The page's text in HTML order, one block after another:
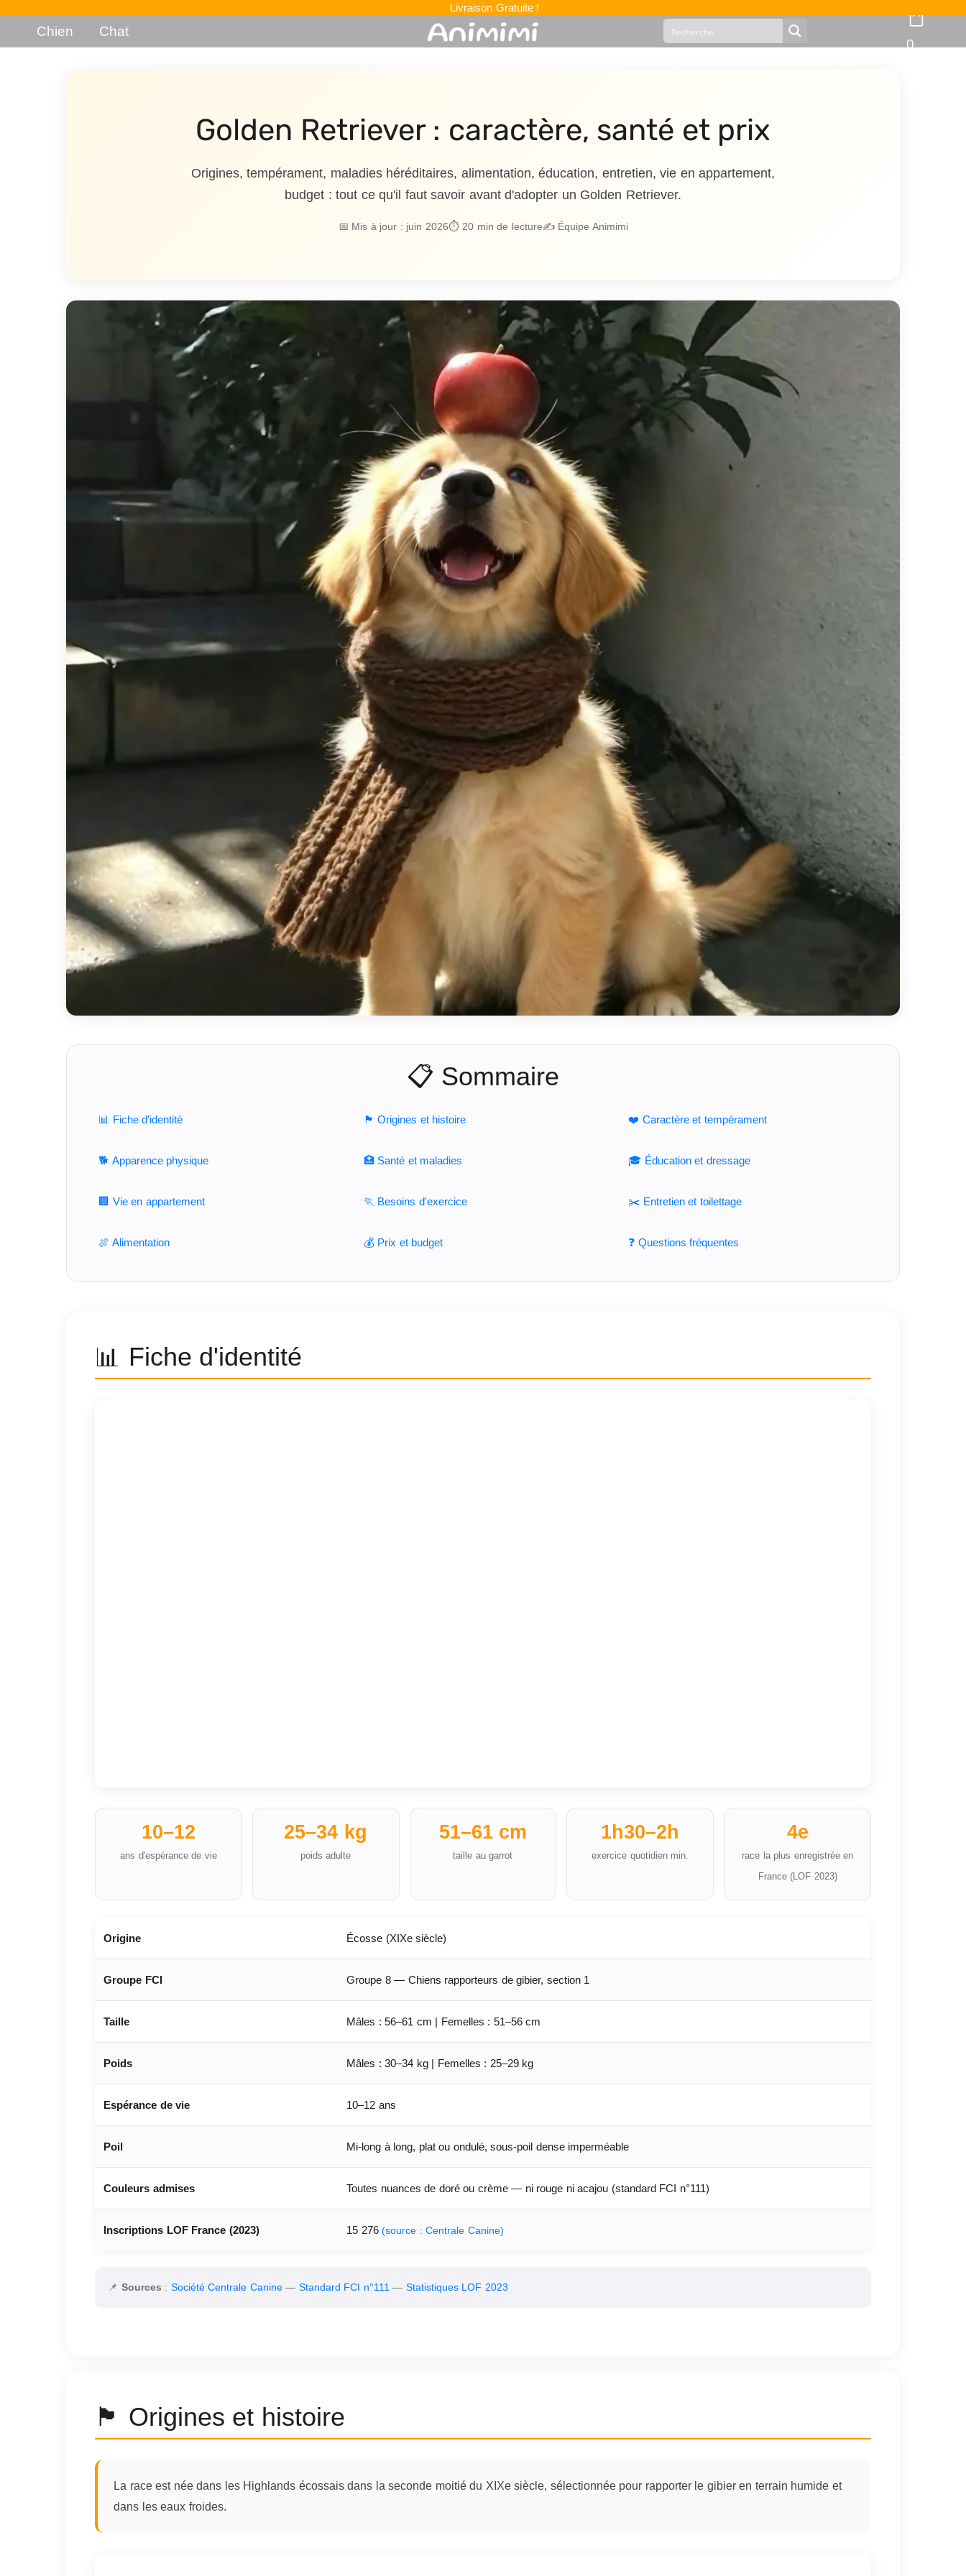
Livraison Gratuite !
Chien
Chat
0
Golden Retriever : caractère, santé et prix
Origines, tempérament, maladies héréditaires, alimentation, éducation, entretien, vie en appartement,
budget : tout ce qu'il faut savoir avant d'adopter un Golden Retriever.
📅 Mis à jour : juin 2026⏱️ 20 min de lecture✍️ Équipe Animimi
📋 Sommaire
📊 Fiche d'identité 🏴󠁧󠁢󠁳󠁣󠁴󠁿 Origines et histoire ❤️ Caractère et tempérament
🐕 Apparence physique 🏥 Santé et maladies 🎓 Éducation et dressage
🏢 Vie en appartement 🏃 Besoins d'exercice ✂️ Entretien et toilettage
🍖 Alimentation 💰 Prix et budget ❓ Questions fréquentes
📊 Fiche d'identité
10–12
ans d'espérance de vie
25–34 kg
poids adulte
51–61 cm
taille au garrot
1h30–2h
exercice quotidien min.
4e
race la plus enregistrée en
France (LOF 2023)
Origine Écosse (XIXe siècle)
Groupe FCI Groupe 8 — Chiens rapporteurs de gibier, section 1
Taille Mâles : 56–61 cm | Femelles : 51–56 cm
Poids Mâles : 30–34 kg | Femelles : 25–29 kg
Espérance de vie 10–12 ans
Poil Mi-long à long, plat ou ondulé, sous-poil dense imperméable
Couleurs admises Toutes nuances de doré ou crème — ni rouge ni acajou (standard FCI n°111)
Inscriptions LOF France (2023) 15 276 (source : Centrale Canine)
📌 Sources : Société Centrale Canine— Standard FCI n°111 — Statistiques LOF 2023
🏴󠁧󠁢󠁳󠁣󠁴󠁿 Origines et histoire
La race est née dans les Highlands écossais dans la seconde moitié du XIXe siècle, sélectionnée pour rapporter le gibier en terrain humide et
dans les eaux froides.